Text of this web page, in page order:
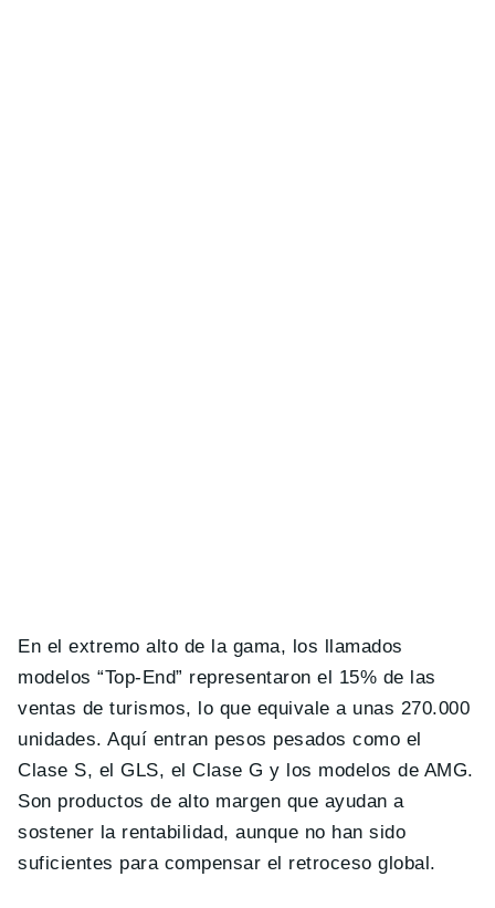
En el extremo alto de la gama, los llamados
modelos “Top-End” representaron el 15% de las
ventas de turismos, lo que equivale a unas 270.000
unidades. Aquí entran pesos pesados como el
Clase S, el GLS, el Clase G y los modelos de AMG.
Son productos de alto margen que ayudan a
sostener la rentabilidad, aunque no han sido
suficientes para compensar el retroceso global.